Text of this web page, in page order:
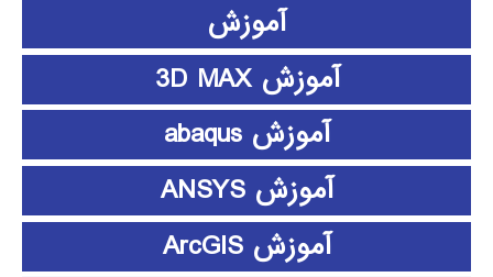
آموزش
آموزش 3D MAX
آموزش abaqus
آموزش ANSYS
آموزش ArcGIS